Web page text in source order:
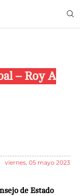
– Roy A
viernes, 05 mayo 2023
de Estado